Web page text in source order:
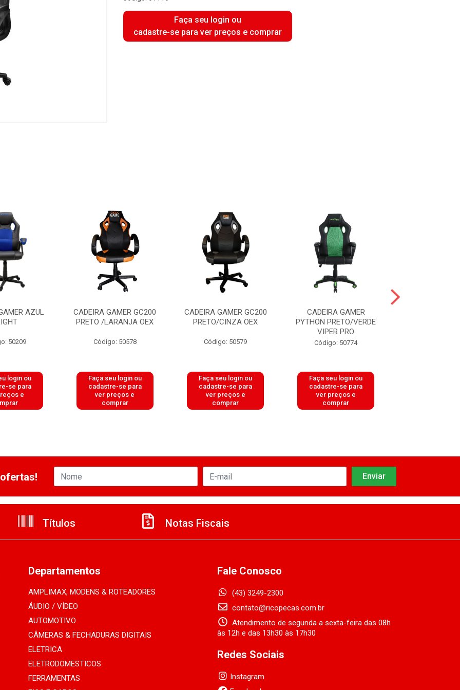
Faça seu login ou
cadastre-se para ver preços e comprar
AZUL
50209
login ou
se para
e
CADEIRA GAMER GC200
PRETO /LARANJA OEX
Código: 50578
Faça seu login ou
cadastre-se para
ver preços e
comprar
CADEIRA GAMER GC200
PRETO/CINZA OEX
Código: 50579
Faça seu login ou
cadastre-se para
ver preços e
comprar
CADEIRA GAMER
PYTHON PRETO/VERDE
VIPER PRO
Código: 50774
Faça seu login ou
cadastre-se para
ver preços e
comprar
Títulos Notas Fiscais
Departamentos
AMPLIMAX, MODENS & ROTEADORES
ÁUDIO / VÍDEO
AUTOMOTIVO
CÂMERAS & FECHADURAS DIGITAIS
ELETRICA
ELETRODOMESTICOS
FERRAMENTAS
Fale Conosco
(43) 3249-2300
contato@ricopecas.com.br
Atendimento de segunda a sexta-feira das 08h
às 12h e das 13h30 às 17h30
Redes Sociais
Instagram